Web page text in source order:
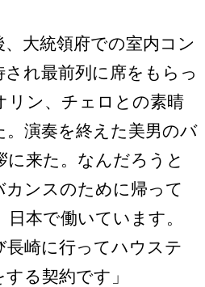
大統領府での室内コン
れ最前列に席をもらっ
リン、チェロとの素晴
。演奏を終えた美男のバ
に来た。なんだろうと
ンスのために帰って
本で働いています。
長崎に行ってハウステ
る契約です」